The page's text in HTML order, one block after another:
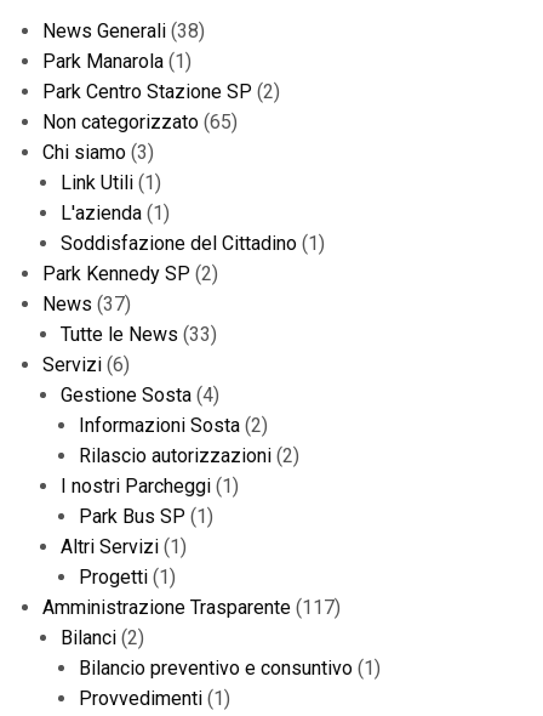
News Generali (38)
Park Manarola (1)
Park Centro Stazione SP (2)
Non categorizzato (65)
Chi siamo (3)
Link Utili (1)
L'azienda (1)
Soddisfazione del Cittadino (1)
Park Kennedy SP (2)
News (37)
Tutte le News (33)
Servizi (6)
Gestione Sosta (4)
Informazioni Sosta (2)
Rilascio autorizzazioni (2)
I nostri Parcheggi (1)
Park Bus SP (1)
Altri Servizi (1)
Progetti (1)
Amministrazione Trasparente (117)
Bilanci (2)
Bilancio preventivo e consuntivo (1)
Provvedimenti (1)